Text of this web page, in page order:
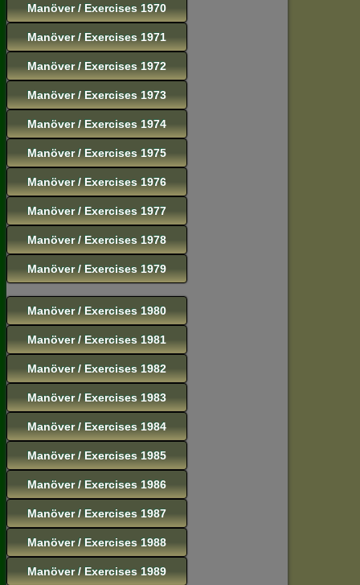
Manöver / Exercises 1970
Manöver / Exercises 1971
Manöver / Exercises 1972
Manöver / Exercises 1973
Manöver / Exercises 1974
Manöver / Exercises 1975
Manöver / Exercises 1976
Manöver / Exercises 1977
Manöver / Exercises 1978
Manöver / Exercises 1979
Manöver / Exercises 1980
Manöver / Exercises 1981
Manöver / Exercises 1982
Manöver / Exercises 1983
Manöver / Exercises 1984
Manöver / Exercises 1985
Manöver / Exercises 1986
Manöver / Exercises 1987
Manöver / Exercises 1988
Manöver / Exercises 1989